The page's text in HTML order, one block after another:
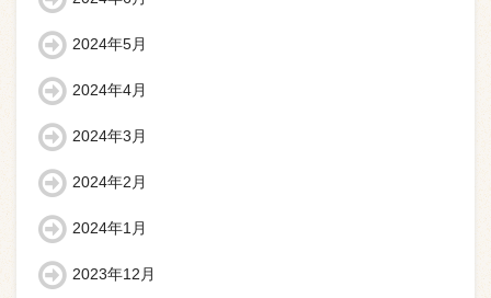
2024年5月
2024年4月
2024年3月
2024年2月
2024年1月
2023年12月